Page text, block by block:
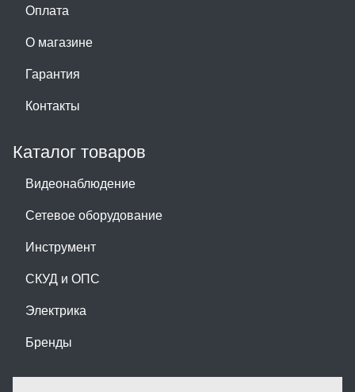
Оплата
О магазине
Гарантия
Контакты
Каталог товаров
Видеонаблюдение
Сетевое оборудование
Инструмент
СКУД и ОПС
Электрика
Бренды